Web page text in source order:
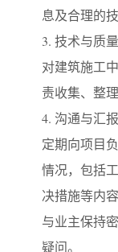
息及合理的
3. 技术与质
对建筑施工
责收集、整
4. 沟通与汇报
定期向项目
情况，包括
决措施等内容
与业主保持
疑问。